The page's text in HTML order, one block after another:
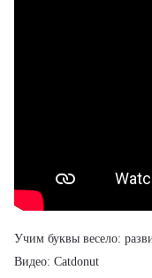
Учим буквы весело:
Видео: Catdonut